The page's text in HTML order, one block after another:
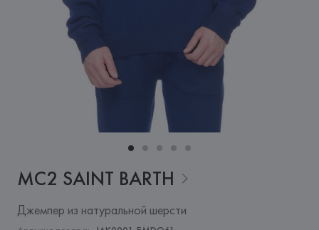
MC2 SAINT BARTH
Джемпер из натуральной шерсти